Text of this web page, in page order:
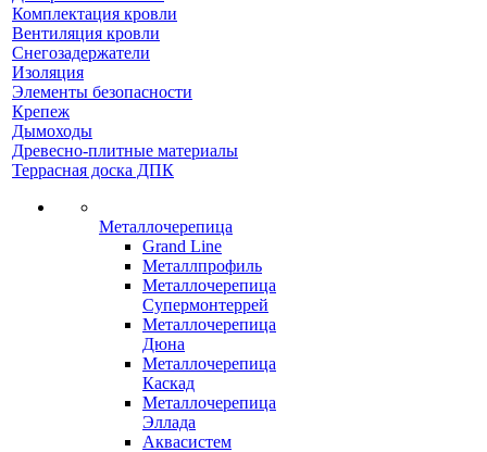
Комплектация кровли
Вентиляция кровли
Снегозадержатели
Изоляция
Элементы безопасности
Крепеж
Дымоходы
Древесно-плитные материалы
Террасная доска ДПК
Металлочерепица
Grand Line
Металлпрофиль
Металлочерепица
Супермонтеррей
Металлочерепица
Дюна
Металлочерепица
Каскад
Металлочерепица
Эллада
Аквасистем